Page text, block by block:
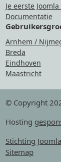
Je eerste
Documentatie
Arnhem /
Breda
Eindhoven
Maastricht
© Copyright
Hosting
Stichting
Sitemap